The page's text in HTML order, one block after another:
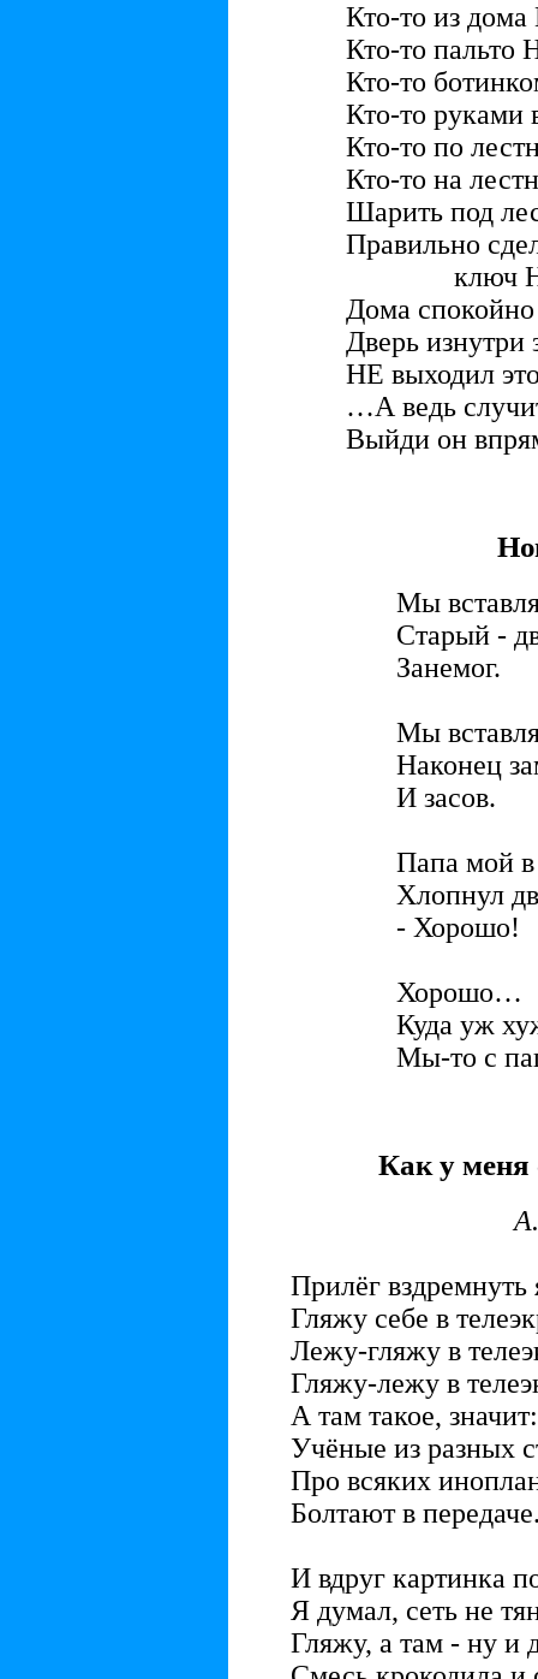
Кто-то из
Кто-то пальто
Кто-то
Кто-то
Кто-то по
Кто-то на
Шарить под
Правильно
ключ НЕ
Дома
Дверь изнутри
НЕ выходил
…А ведь
Выйди он
Мы
Старый -
Занемог.
Мы
Наконец
И засов.
Папа мой
Хлопнул
- Хорошо!
Хорошо…
Куда уж
Мы-то с
Как у меня
Прилёг вздремнуть
Гляжу себе в
Лежу-гляжу в
Гляжу-лежу в
А там такое, значит:
Учёные из разных
Про всяких
Болтают в
И вдруг картинка
Я думал, сеть не
Гляжу, а там - ну и